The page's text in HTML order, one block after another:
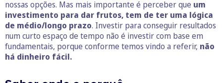
nossas opções. Mas mais importante é perceber que um
investimento para dar frutos, tem de ter uma lógica
de médio/longo prazo. Investir para conseguir resultados
num curto espaço de tempo não é investir com base em
fundamentais, porque conforme temos vindo a referir, não
há dinheiro fácil.